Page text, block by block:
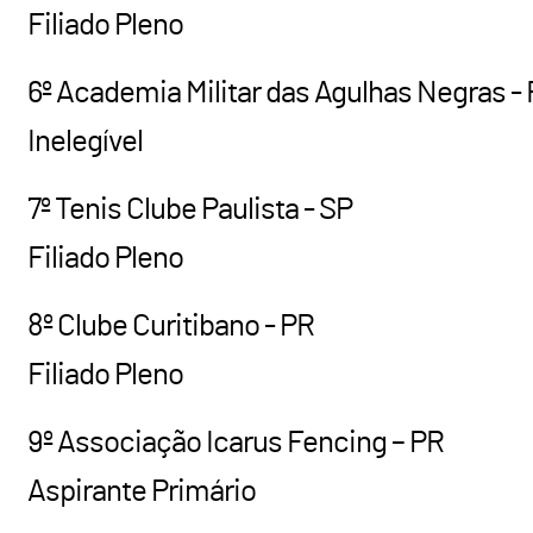
Filiado Pleno
6º Academia Militar das Agulhas Negras -
Inelegível
7º Tenis Clube Paulista - SP
Filiado Pleno
8º Clube Curitibano - PR
Filiado Pleno
9º Associação Icarus Fencing – PR
Aspirante Primário